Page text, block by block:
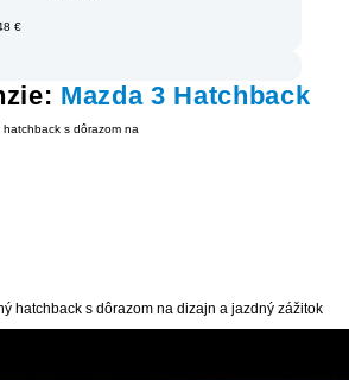
€
Mazda 3 Hatchback
hatchback s dôrazom na dizajn a jazdný zážitok